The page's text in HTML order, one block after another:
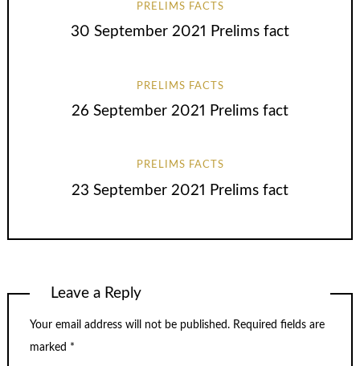
PRELIMS FACTS
30 September 2021 Prelims fact
PRELIMS FACTS
26 September 2021 Prelims fact
PRELIMS FACTS
23 September 2021 Prelims fact
Leave a Reply
Your email address will not be published. Required fields are
marked *